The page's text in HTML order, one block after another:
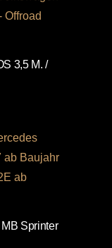
3,5 M. /
Sprinter